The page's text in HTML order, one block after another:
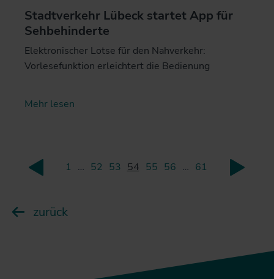
Stadtverkehr Lübeck startet App für
Sehbehinderte
Elektronischer Lotse für den Nahverkehr:
Vorlesefunktion erleichtert die Bedienung
Mehr lesen
1 … 52 53 54 55 56 … 61
zurück